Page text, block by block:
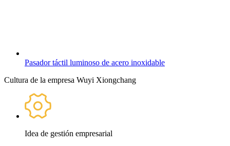
Pasador táctil luminoso de acero inoxidable
Cultura de la empresa Wuyi Xiongchang
Idea de gestión empresarial